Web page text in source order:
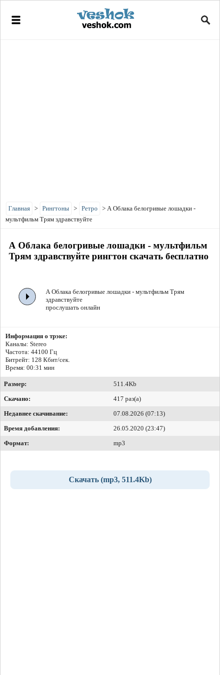
Главная > Рингтоны > Ретро > А Облака белогривые лошадки -
мультфильм Трям здравствуйте
А Облака белогривые лошадки - мультфильм
Трям здравствуйте рингтон скачать бесплатно
А Облака белогривые лошадки - мультфильм Трям
здравствуйте
прослушать онлайн
Информация о трэке:
Каналы: Stereo
Частота: 44100 Гц
Битрейт: 128 Кбит/сек.
Время: 00:31 мин
Размер:
511.4Kb
Скачано:
417 раз(а)
Недавнее скачивание:
07.08.2026 (07:13)
Время добавления:
26.05.2020 (23:47)
Формат:
mp3
Скачать (mp3, 511.4Kb)